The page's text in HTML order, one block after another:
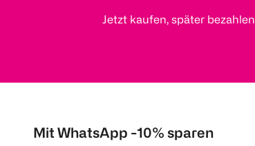
Jetzt kaufen, später bezahlen
Mit WhatsApp -10% sparen